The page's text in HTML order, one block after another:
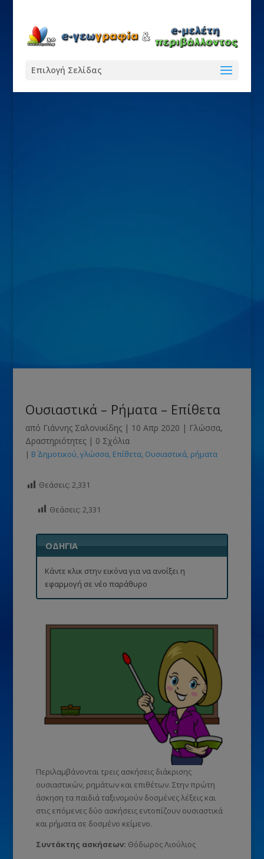
Επιλογή Σελίδας
Ουσιαστικά – Ρήματα – Επίθετα
από Γιάννης Σαλονικίδης| 10 Απρ 2020 | Γλώσσα,
Δραστηριότητες| 0 Σχόλια
| Β΄ Δημοτικού γλώσσα Επίθετα Ουσιαστικά ρήματα
Θεάσεις: 2,331
Θεάσεις: 2,331
ΟΔΗΓΙΑ
Κάντε κλικ στην εικόνα για να ανοίξει η
εφαρμογή σε νέο παράθυρο
Περιλαμβάνονται τρεις ασκήσεις διάκρισης
ουσιαστικών, ρημάτων και επιθέτων. Στην πρώτη
άσκηση τα παιδιά ταξινομούν δοσμένες λέξεις και
στις επόμενες δύο ασκήσεις εντοπίζουν ουσιαστικά
και ρήματα σε δοσμένο κείμενο.
Συντάκτης ασκήσεων: Θόδωρος Λιούλιος